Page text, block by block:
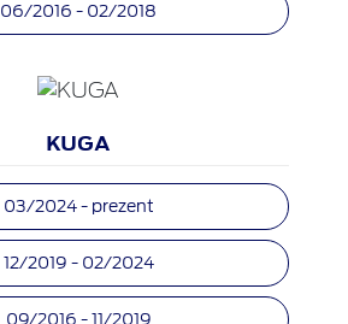
06/2016 - 02/2018
KUGA
03/2024 - prezent
12/2019 - 02/2024
09/2016 - 11/2019